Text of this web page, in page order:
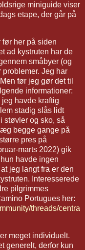
miniguide viser
etape, der går på
før her på siden
ad kystruten har de
småbyer (og
Jeg har
før jeg gør det til
informationer:
havde kraftig
stadig slås lidt
og sko, så
begge gange på
pres på
marts 2022) gik
havde ingen
jeg langt fra er den
Interesserede
pilgrimmes
Portugues her:
threads/centra
meget individuelt.
generelt, derfor kun